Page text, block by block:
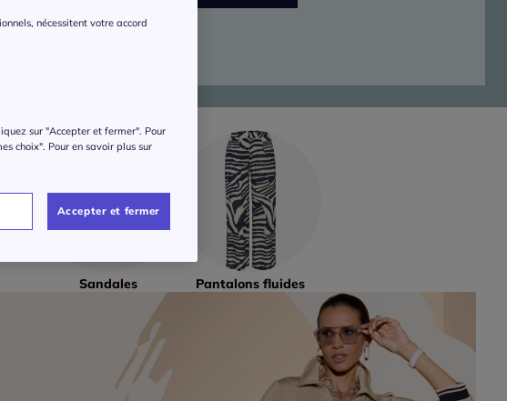
Sandales Pantalons fluides
nécessitent votre accord
sur "Accepter et fermer". Pour
choix". Pour en savoir plus sur
Accepter et fermer